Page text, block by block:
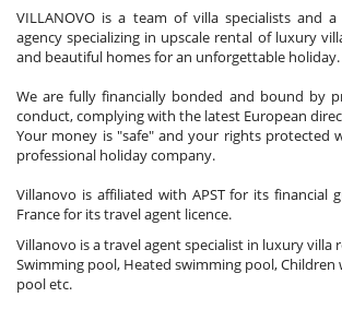
VILLANOVO is a team of villa specialists and
agency specializing in upscale rental of luxury
and beautiful homes for an unforgettable holiday.
We are fully financially bonded and bound by
conduct, complying with the latest European
Your money is "safe" and your rights protected
professional holiday company.
Villanovo is affiliated with APST for its financial
France for its travel agent licence.
Villanovo is a travel agent specialist in luxury villa
Swimming pool, Heated swimming pool, Children
pool etc.